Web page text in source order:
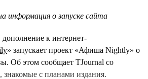
информация о запуске сайта
к интернет-
» запускает проект «Афиша Nightly» о
Об этом сообщает TJournal со
знакомые с планами издания.